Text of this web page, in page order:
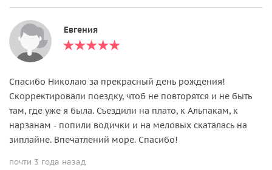
Евгения
Спасибо Николаю за прекрасный день рождения!
Скорректировали поездку, чтоб не повторятся и не быть
там, где уже я была. Съездили на плато, к Альпакам, к
нарзанам - попили водички и на меловых скаталась на
зиплайне. Впечатлений море. Спасибо!
почти 3 года назад